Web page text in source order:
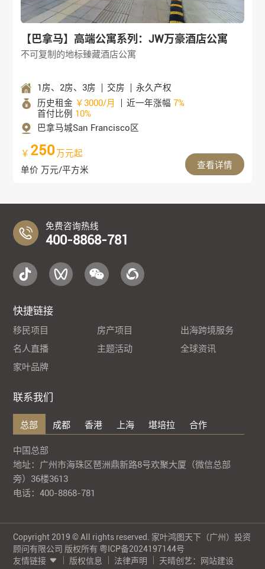
【巴拿马】高端公寓系列：JW万豪酒店公寓
不可复制的地标臻藏酒店公寓
1房、2房、3房 交房
永久产权
历史租金 ￥3000/月 近一年涨幅7%
首付比例 10%
巴拿马城San Francisco区
￥ 250万元起
单价 万元/平方米
查看详情
免费咨询热线
400-8868-781
快捷链接
移民项目 房产项目
出海跨境服务
名人直播
主题活动
全球资讯
家叶品牌
联系我们
总部 成都 香港 上海 堪培拉 合作
中国总部
地址：广州市海珠区琶洲鼎新路8号欢聚大厦（微信总部
旁）36楼3613
电话：400-8868-781
Copyright 2019 © All rights reserved. 家叶鸿图天下（广州）投资
顾问有限公司 版权所有 粤ICP备2024197144号
友情链接
版权信息 法律声明 天晴创艺： 网站建设